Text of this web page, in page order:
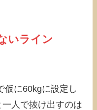
いライン
仮に60kgに設定し
人で抜け出すのは